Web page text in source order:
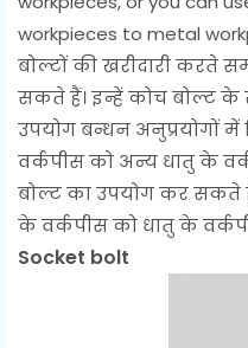
workpieces to metal
बोल्टों की खरीदारी करते
सकते हैं। इन्हें कोच बोल्ट के
उपयोग बन्धन अनुप्रयोगों में
वर्कपीस को अन्य धातु के
बोल्ट का उपयोग कर सकते
के वर्कपीस को धातु के
Socket bolt